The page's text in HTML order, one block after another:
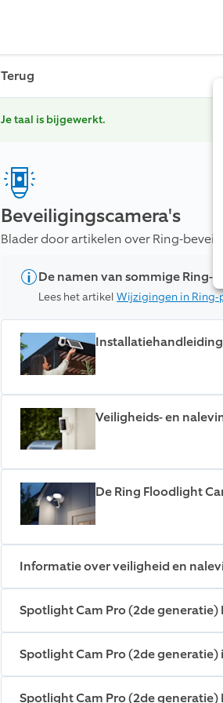
Terug
Je taal is bijgewerkt.
Beveiligingscamera's
Blader door artikelen over Ring-
De namen van sommige Ring-
Lees het artikel Wijzigingen in
Veiligheids- en
De Ring Floodlight
Informatie over veiligheid en
Spotlight Cam Pro (2de generatie)
Spotlight Cam Pro (2de generatie)
Spotlight Cam Pro (2de generatie)